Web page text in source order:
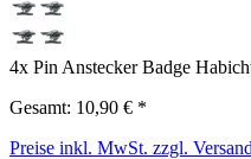
4x Pin Anstecker Badge
Gesamt: 10,90 € *
Preise inkl. MwSt. zzgl.